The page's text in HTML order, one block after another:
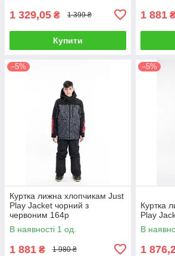
1 329,05 ₴ 1 399 ₴
Купити
1 881
–5%
Куртка лижна хлопчикам Just
Play Jacket чорний з
червоним 164р
В наявності 1 од.
1 881 ₴ 1 980 ₴
–5%
Куртка
Play
В
1